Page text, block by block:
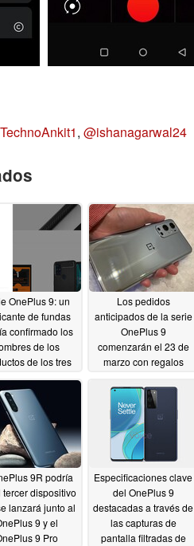
, @ishanagarwal24
OnePlus 9: un
de fundas
confirmado los
de los
de los tres
Los pedidos
anticipados de la serie
OnePlus 9
comenzarán el 23 de
marzo con regalos
variantes de color,
incluida una opción
exclusiva en negro
para el OnePlus 9 Pro
03/05/2021
9R podría
tercer dispositivo
lanzará junto al
9 y el
9 Pro
Especificaciones clave
del OnePlus 9
destacadas a través de
las capturas de
pantalla filtradas de